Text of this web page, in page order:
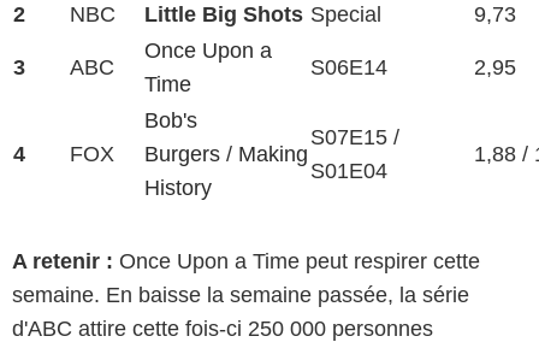
2 NBC Little Big Shots Special 9,73
3 ABC
Once Upon a
Time
S06E14 2,95
4 FOX
Bob's
Burgers / Making
History
S07E15 /
S01E04
1,88 /
A retenir : Once Upon a Time peut respirer cette
semaine. En baisse la semaine passée, la série
d'ABC attire cette fois-ci 250 000 personnes